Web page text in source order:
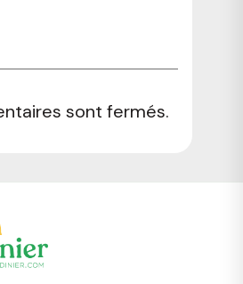
sont fermés.